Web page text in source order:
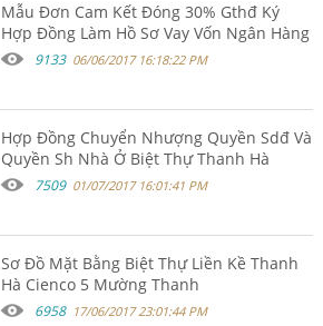
Mẫu Đơn Cam Kết Đóng 30% Gthđ Ký
Hợp Đồng Làm Hồ Sơ Vay Vốn Ngân Hàng
9133 06/06/2017 16:18:22 PM
Hợp Đồng Chuyển Nhượng Quyền Sdđ Và
Quyền Sh Nhà Ở Biệt Thự Thanh Hà
Cienco 5 Mường Thanh
7509 01/07/2017 16:01:41 PM
Sơ Đồ Mặt Bằng Biệt Thự Liền Kề Thanh
Hà Cienco 5 Mường Thanh
6958 17/06/2017 23:01:44 PM